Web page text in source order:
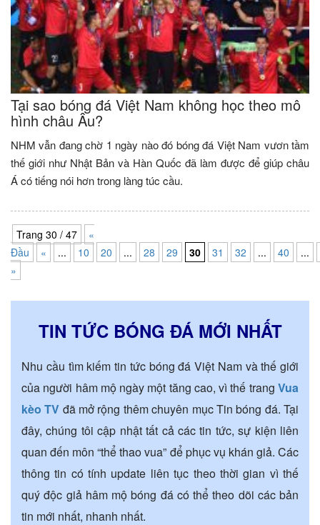
Tại sao bóng đá Việt Nam không học theo mô
hình châu Âu?
NHM vẫn đang chờ 1 ngày nào đó bóng đá Việt Nam vươn tầm
thế giới như Nhật Bản và Hàn Quốc đã làm được để giúp châu
Á có tiếng nói hơn trong làng túc cầu.
Trang 30 / 47
«
Đầu
« ... 10 20 ... 28 29 30 31 32 ... 40
...
»
TIN TỨC BÓNG ĐÁ MỚI NHẤT
Nhu cầu tìm kiếm tin tức bóng đá Việt Nam và thế giới
của người hâm mộ ngày một tăng cao, vì thế trang Vua
kèo TV đã mở rộng thêm chuyên mục Tin bóng đá. Tại
đây, chúng tôi cập nhật tất cả các tin tức, sự kiện liên
quan đến môn “thể thao vua” để phục vụ khán giả. Các
thông tin có tính update liên tục theo thời gian vì thế
quý độc giả hâm mộ bóng đá có thể theo dõi các bản
tin mới nhất, nhanh nhất.